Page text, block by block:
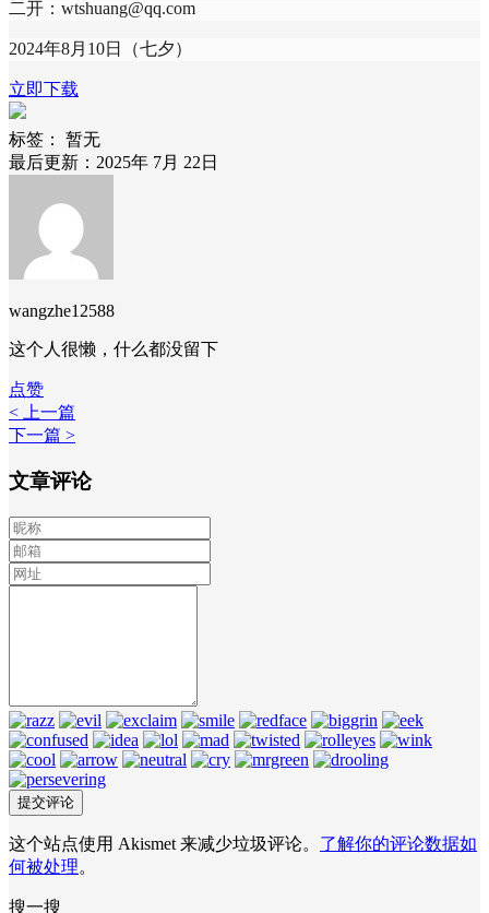
二开：wtshuang@qq.com
2024年8月10日（七夕）
立即下载
标签：
暂无
最后更新：2025年 7月 22日
wangzhe12588
这个人很懒，什么都没留下
点赞
< 上一篇
下一篇 >
文章评论
这个站点使用 Akismet 来减少垃圾评论。 了解你的评论数据如
何被处理。
搜一搜